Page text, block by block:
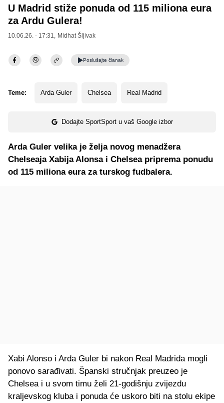
U Madrid stiže ponuda od 115 miliona eura
za Ardu Gulera!
10.06.26. - 17:31, Midhat Šljivak
Poslušajte članak
Teme: Arda Guler Chelsea Real Madrid
Dodajte SportSport u vaš Google izbor
Arda Guler velika je želja novog menadžera
Chelseaja Xabija Alonsa i Chelsea priprema ponudu
od 115 miliona eura za turskog fudbalera.
Xabi Alonso i Arda Guler bi nakon Real Madrida mogli
ponovo sarađivati. Španski stručnjak preuzeo je
Chelsea i u svom timu želi 21-godišnju zvijezdu
kraljevskog kluba i ponuda će uskoro biti na stolu ekipe